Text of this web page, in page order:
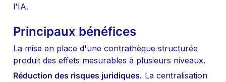
l'IA.
Principaux bénéfices
La mise en place d'une contrathèque structurée
produit des effets mesurables à plusieurs niveaux.
Réduction des risques juridiques. La centralisation